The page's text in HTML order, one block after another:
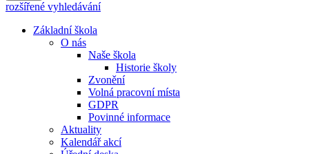
rozšířené vyhledávání
Základní škola
O nás
Naše škola
Historie školy
Zvonění
Volná pracovní místa
GDPR
Povinné informace
Aktuality
Kalendář akcí